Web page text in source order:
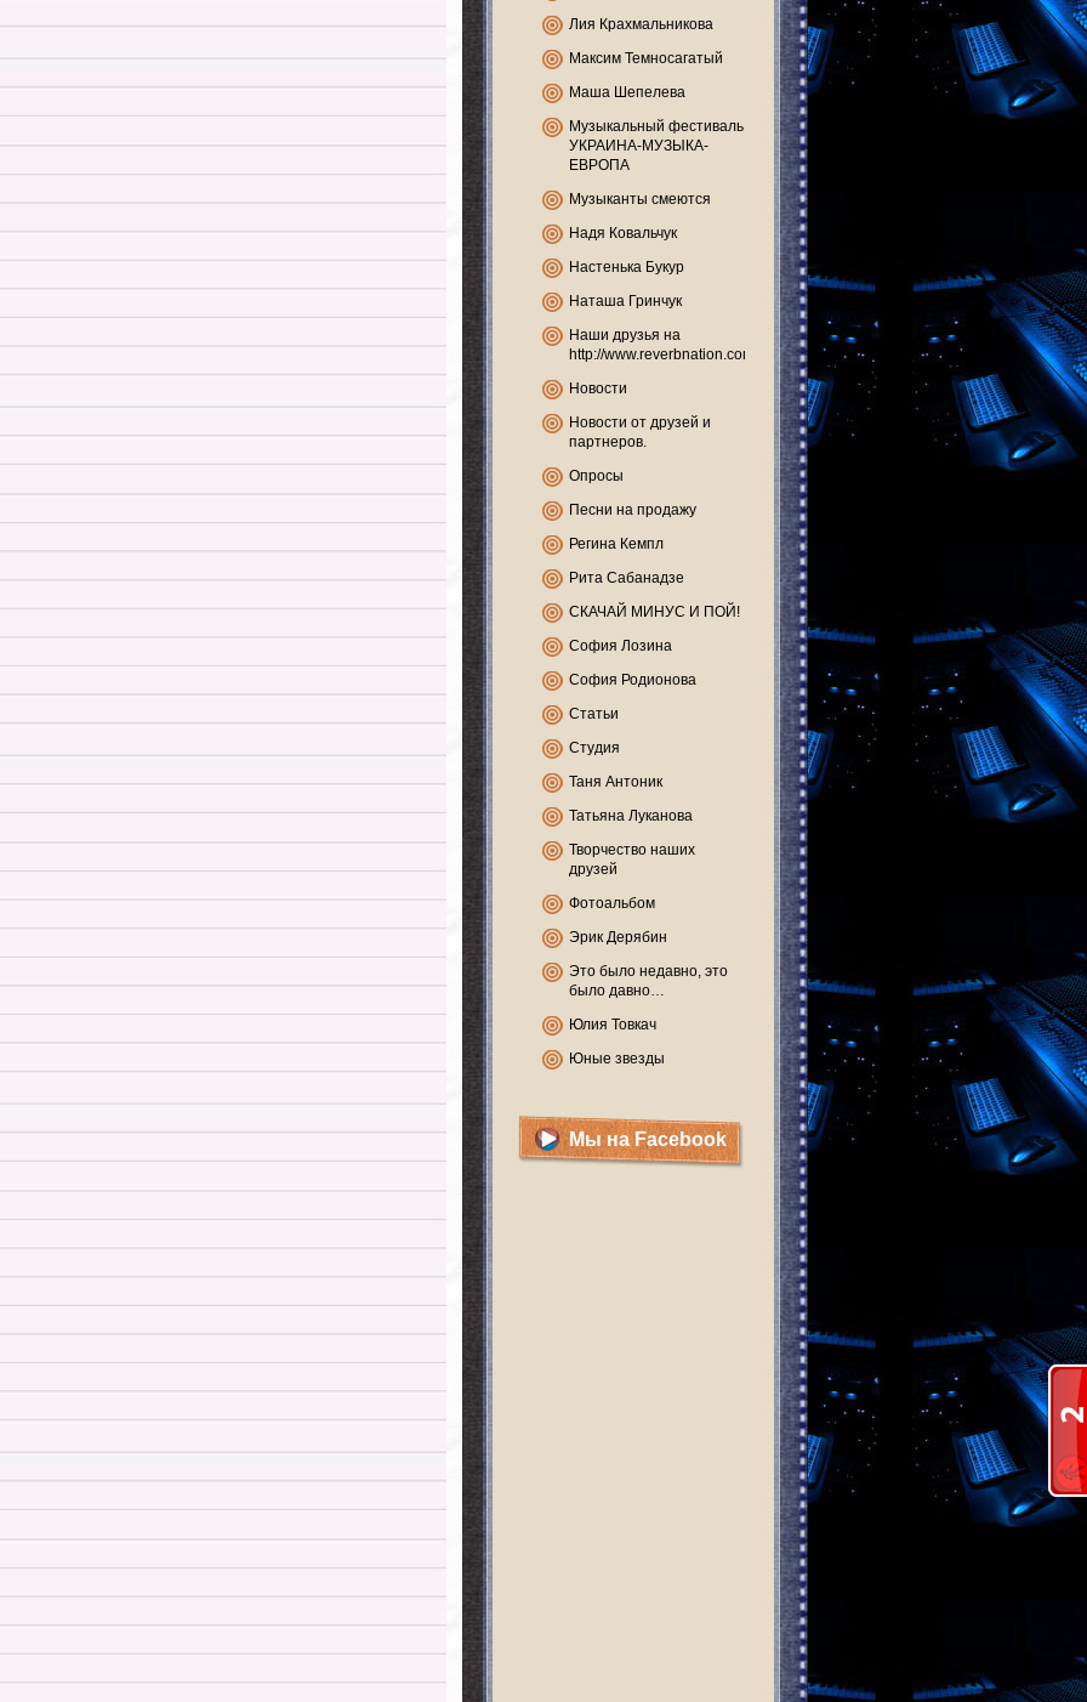
Лия Крахмальникова
Максим Темносагатый
Маша Шепелева
Музыкальный фестиваль
УКРАИНА-МУЗЫКА-
ЕВРОПА
Музыканты смеются
Надя Ковальчук
Настенька Букур
Наташа Гринчук
Наши друзья на
http://www.reverbnation.com
Новости
Новости от друзей и
партнеров.
Опросы
Песни на продажу
Регина Кемпл
Рита Сабанадзе
СКАЧАЙ МИНУС И ПОЙ!
София Лозина
София Родионова
Статьи
Студия
Таня Антоник
Татьяна Луканова
Творчество наших
друзей
Фотоальбом
Эрик Дерябин
Это было недавно, это
было давно…
Юлия Товкач
Юные звезды
Мы на Facebook